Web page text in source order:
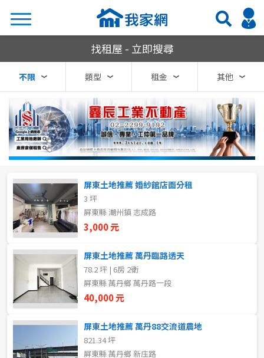
熱門關鍵字
不限
台北市
基隆市
新北市
宜蘭縣
桃園市
新竹市
類型(可複選)
不拘 整層住家
我家網房屋租賃
找租屋 - 立即搜尋
不限 類型 租金 其他
屏東土地推薦 婚紗館店面分租
3 坪
屏東縣 潮州鎮 志成路
3,000 元
屏東土地推薦 萬丹臨路透天
78.2 坪 | 6房 2衛
屏東縣 萬丹鄉 萬丹路一段
40,000 元
屏東土地推薦 萬丹88交流道農地
821.34 坪
屏東縣 萬丹鄉 新庒路